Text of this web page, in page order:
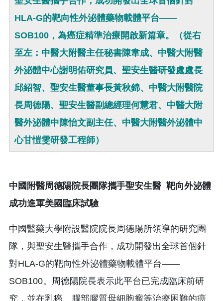
HLA-G的靶向性外泌體藥物載體平台——
SOB100，為癌症精準治療開啟新篇章。（從右
至左：中醫大附醫主任秘書陳韋成、中醫大附醫
外泌體中心謝明佑研究員、聖安生醫研發處處長
邱紹智、聖安生醫董事長黃秋錦、中醫大附醫院
長周德陽、聖安生醫副總經理何慧君、中醫大附
醫外泌體中陳怡文副主任、中醫大附醫外泌體中
心甘愷雯研發工程師）
中國附醫周德陽院長團隊攜手聖安生醫 靶向外泌體
成功進軍美國臨床試驗
中國醫藥大學附設醫院院長周德陽所領導的研究團
隊，與聖安生醫攜手合作，成功開發出全球首個針
對HLA-G的靶向性外泌體藥物載體平台——
SOB100。周德陽院長表示此平台已完成臨床前研
究，並在乳癌、腦部膠質母細胞瘤等治療困難的癌